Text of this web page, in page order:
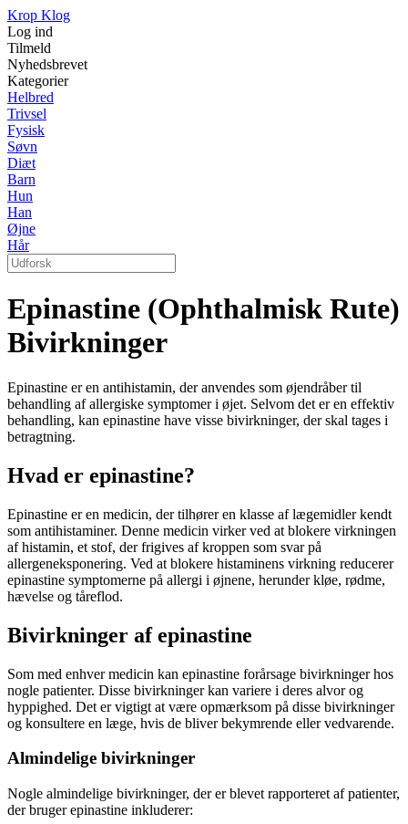
Krop Klog
Log ind
Tilmeld
Nyhedsbrevet
Kategorier
Helbred
Trivsel
Fysisk
Søvn
Diæt
Barn
Hun
Han
Øjne
Hår
Epinastine (Ophthalmisk Rute)
Bivirkninger
Epinastine er en antihistamin, der anvendes som øjendråber til
behandling af allergiske symptomer i øjet. Selvom det er en effektiv
behandling, kan epinastine have visse bivirkninger, der skal tages i
betragtning.
Hvad er epinastine?
Epinastine er en medicin, der tilhører en klasse af lægemidler kendt
som antihistaminer. Denne medicin virker ved at blokere virkningen
af histamin, et stof, der frigives af kroppen som svar på
allergeneksponering. Ved at blokere histaminens virkning reducerer
epinastine symptomerne på allergi i øjnene, herunder kløe, rødme,
hævelse og tåreflod.
Bivirkninger af epinastine
Som med enhver medicin kan epinastine forårsage bivirkninger hos
nogle patienter. Disse bivirkninger kan variere i deres alvor og
hyppighed. Det er vigtigt at være opmærksom på disse bivirkninger
og konsultere en læge, hvis de bliver bekymrende eller vedvarende.
Almindelige bivirkninger
Nogle almindelige bivirkninger, der er blevet rapporteret af patienter,
der bruger epinastine inkluderer: